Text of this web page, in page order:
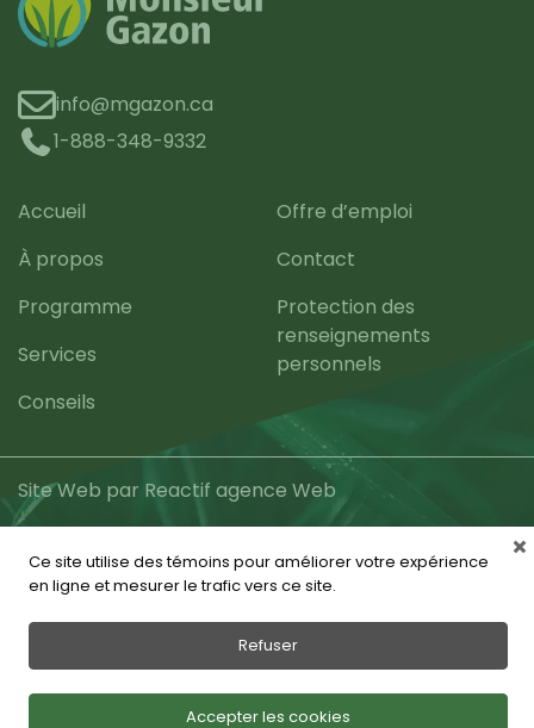
info@mgazon.ca
1-888-348-9332
Accueil
À propos
Programme
Services
Conseils
Offre d’emploi
Contact
Protection des
renseignements
personnels
Site Web par Reactif agence Web
Ce site utilise des témoins pour améliorer votre expérience
en ligne et mesurer le trafic vers ce site.
Refuser
Accepter les cookies